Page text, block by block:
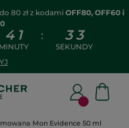
80 zł z kodamiOFF80, OFF60 i
4 1
MINUTY
: 3 2
SEKUNDY
Mon Evidence 50 ml